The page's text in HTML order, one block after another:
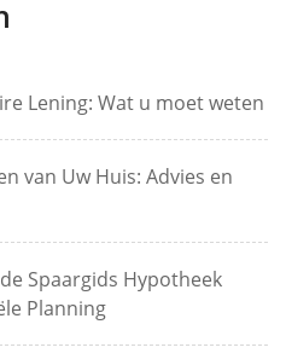
Lening: Wat u moet weten
van Uw Huis: Advies en
Spaargids Hypotheek
Planning